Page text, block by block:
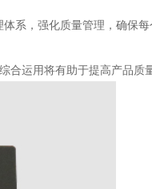
系，强化质量管理，确保每
运用将有助于提高产品质